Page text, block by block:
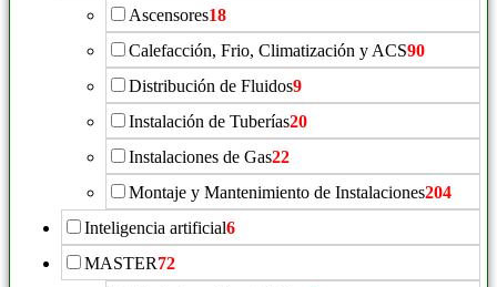
Ascensores18
Calefacción, Frio, Climatización y ACS90
Distribución de Fluidos9
Instalación de Tuberías20
Instalaciones de Gas22
Montaje y Mantenimiento de Instalaciones204
Inteligencia artificial6
MASTER72